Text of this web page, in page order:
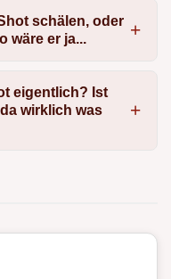
schälen, oder
wäre er ja...
eigentlich? Ist
wirklich was